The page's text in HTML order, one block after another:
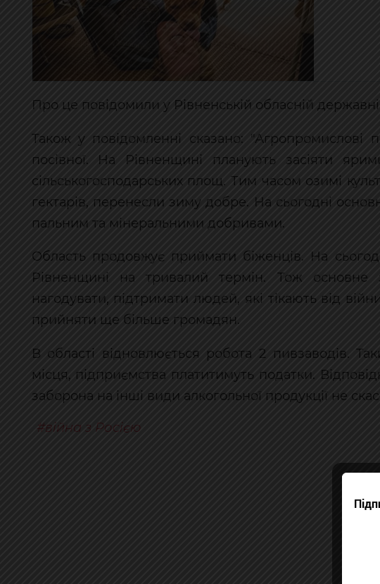
Про це повідомили у Рівненській обласній
Також у повідомленні сказано: "Агропромислові
посівної. На Рівненщині планують засіяти
сільськогосподарських площ. Тим часом озимі
гектарів, перенесли зиму добре. На сьогодні
пальним та мінеральними добривами.
Область продовжує приймати біженців. На
Рівненщині на тривалий термін. Тож основне
нагодувати, підтримати людей, які тікають від
прийняти ще більше громадян.
В області відновлюється робота 2 пивзаводів.
місця, підприємства платитимуть податки.
заборона на інші види алкогольної продукції не
війна з Росією